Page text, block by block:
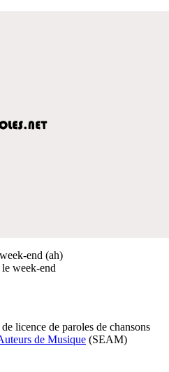
end (ah)
le week-end
licence de paroles de chansons
de Musique (SEAM)